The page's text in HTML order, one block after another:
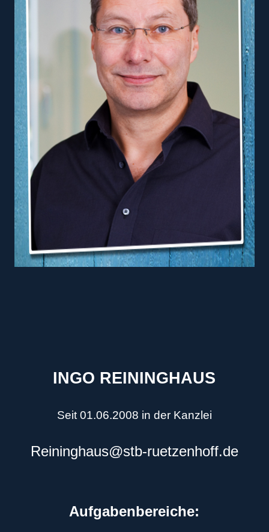
INGO REININGHAUS
Seit 01.06.2008 in der Kanzlei
Reininghaus@stb-ruetzenhoff.de
Aufgabenbereiche: